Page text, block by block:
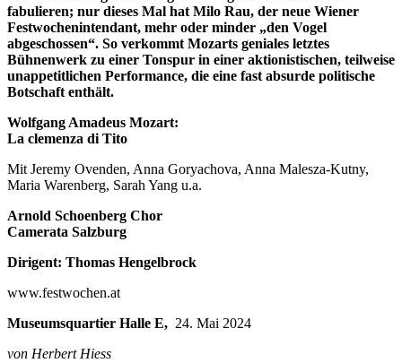
fabulieren; nur dieses Mal hat Milo Rau, der neue Wiener
Festwochenintendant, mehr oder minder „den Vogel
abgeschossen“. So verkommt Mozarts geniales letztes
Bühnenwerk zu einer Tonspur in einer aktionistischen, teilweise
unappetitlichen Performance, die eine fast absurde politische
Botschaft enthält.
Wolfgang Amadeus Mozart:
La clemenza di Tito
Mit Jeremy Ovenden, Anna Goryachova, Anna Malesza-Kutny,
Maria Warenberg, Sarah Yang u.a.
Arnold Schoenberg Chor
Camerata Salzburg
Dirigent: Thomas Hengelbrock
www.festwochen.at
Museumsquartier Halle E, 24. Mai 2024
von Herbert Hiess